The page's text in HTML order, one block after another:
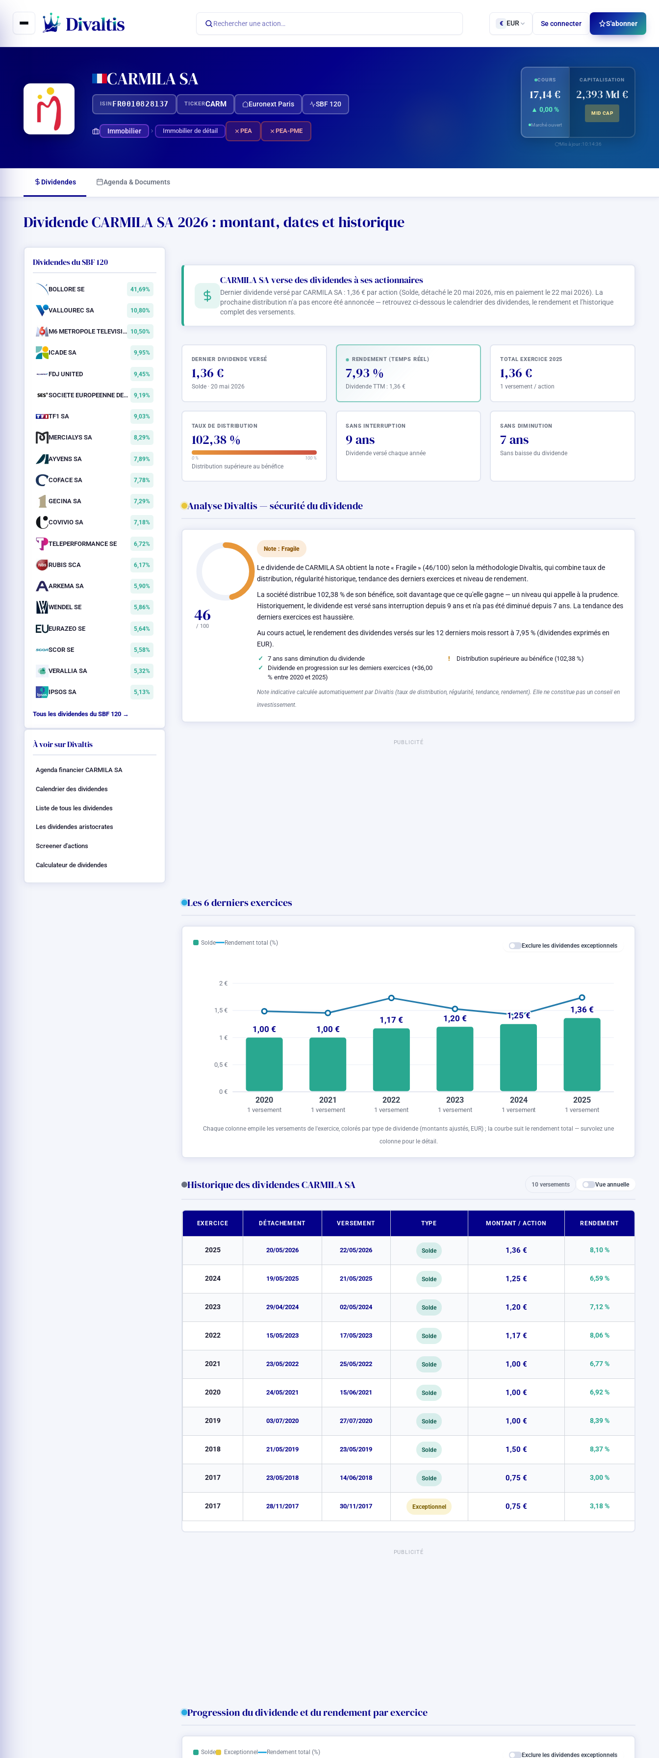
contenu
Rechercher une action… € EUR Se connecter S'abonner
CARMILA SA
ISIN FR0010828137 TICKERCARM Euronext Paris SBF 120
Immobilier Immobilier de détail PEA PEA-PME
COURS
17,14 €
▲ 0,00 %
Marché ouvert
CAPITALISATION
2,393 Md €
MID CAP
Mis à jour :10:14:36
Dividendes Agenda & Documents
Dividende CARMILA SA 2026 : montant, dates et historique
Dividendes du SBF 120
BOLLORE SE 41,69%
VALLOUREC SA 10,80%
M6 METROPOLE TELEVISION SA 10,50%
ICADE SA 9,95%
FDJ UNITED 9,45%
SOCIETE EUROPEENNE DES SATELLITES SA 9,19%
TF1 SA 9,03%
MERCIALYS SA 8,29%
AYVENS SA 7,89%
COFACE SA 7,78%
GECINA SA 7,29%
COVIVIO SA 7,18%
TELEPERFORMANCE SE 6,72%
RUBIS SCA 6,17%
ARKEMA SA 5,90%
WENDEL SE 5,86%
EURAZEO SE 5,64%
SCOR SE 5,58%
VERALLIA SA 5,32%
IPSOS SA 5,13%
Tous les dividendes du SBF 120 →
À voir sur Divaltis
Agenda financier CARMILA SA
Calendrier des dividendes
Liste de tous les dividendes
Les dividendes aristocrates
Screener d'actions
Calculateur de dividendes
CARMILA SA verse des dividendes à ses actionnaires
Dernier dividende versé par CARMILA SA : 1,36 € par action (Solde, détaché le 20 mai 2026, mis en paiement le 22 mai 2026). La
prochaine distribution n’a pas encore été annoncée — retrouvez ci-dessous le calendrier des dividendes, le rendement et l’historique
complet des versements.
DERNIER DIVIDENDE VERSÉ
1,36 €
Solde · 20 mai 2026
RENDEMENT (TEMPS RÉEL)
7,93 %
Dividende TTM : 1,36 €
TOTAL EXERCICE 2025
1,36 €
1 versement / action
TAUX DE DISTRIBUTION
102,38 %
0 % 100 %
Distribution supérieure au bénéfice
SANS INTERRUPTION
9 ans
Dividende versé chaque année
SANS DIMINUTION
7 ans
Sans baisse du dividende
Analyse Divaltis — sécurité du dividende
46
/ 100
Note : Fragile
Le dividende de CARMILA SA obtient la note « Fragile » (46/100) selon la méthodologie Divaltis, qui combine taux de
distribution, régularité historique, tendance des derniers exercices et niveau de rendement.
La société distribue 102,38 % de son bénéfice, soit davantage que ce qu'elle gagne — un niveau qui appelle à la prudence.
Historiquement, le dividende est versé sans interruption depuis 9 ans et n'a pas été diminué depuis 7 ans. La tendance des
derniers exercices est haussière.
Au cours actuel, le rendement des dividendes versés sur les 12 derniers mois ressort à 7,95 % (dividendes exprimés en
EUR).
7 ans sans diminution du dividende
Dividende en progression sur les derniers exercices (+36,00
% entre 2020 et 2025)
Distribution supérieure au bénéfice (102,38 %)
Note indicative calculée automatiquement par Divaltis (taux de distribution, régularité, tendance, rendement). Elle ne constitue pas un conseil en
investissement.
PUBLICITÉ
Les 6 derniers exercices
Solde Rendement total (%) Exclure les dividendes exceptionnels
0 €
0,5 €
1 €
1,5 €
2 €
2020
1 versement
2021
1 versement
2022
1 versement
2023
1 versement
2024
1 versement
2025
1 versement
1,00 € 1,00 €
1,17 € 1,20 € 1,25 €
1,36 €
Chaque colonne empile les versements de l'exercice, colorés par type de dividende (montants ajustés, EUR) ; la courbe suit le rendement total — survolez une
colonne pour le détail.
Historique des dividendes CARMILA SA 10 versements Vue annuelle
EXERCICE DÉTACHEMENT VERSEMENT TYPE MONTANT / ACTION RENDEMENT
2025 20/05/2026 22/05/2026 Solde 1,36 € 8,10 %
2024 19/05/2025 21/05/2025 Solde 1,25 € 6,59 %
2023 29/04/2024 02/05/2024 Solde 1,20 € 7,12 %
2022 15/05/2023 17/05/2023 Solde 1,17 € 8,06 %
2021 23/05/2022 25/05/2022 Solde 1,00 € 6,77 %
2020 24/05/2021 15/06/2021 Solde 1,00 € 6,92 %
2019 03/07/2020 27/07/2020 Solde 1,00 € 8,39 %
2018 21/05/2019 23/05/2019 Solde 1,50 € 8,37 %
2017 23/05/2018 14/06/2018 Solde 0,75 € 3,00 %
2017 28/11/2017 30/11/2017 Exceptionnel 0,75 € 3,18 %
PUBLICITÉ
Progression du dividende et du rendement par exercice
Solde Exceptionnel Rendement total (%) Exclure les dividendes exceptionnels